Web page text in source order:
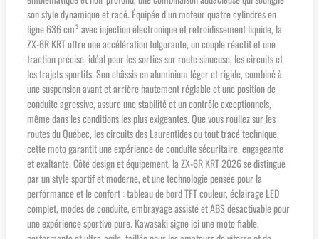
son style dynamique et racé. Équipée d’un moteur quatre cylindres en
ligne 636 cm³ avec injection électronique et refroidissement liquide, la
ZX-6R KRT offre une accélération fulgurante, un couple réactif et une
traction précise, idéal pour les sorties sur route sinueuse, les circuits et
les trajets sportifs. Son châssis en aluminium léger et rigide, combiné à
une suspension avant et arrière hautement réglable et une position de
conduite agressive, assure une stabilité et un contrôle exceptionnels,
même dans les conditions les plus exigeantes. Que vous rouliez sur les
routes du Québec, les circuits des Laurentides ou tout tracé technique,
cette moto garantit une expérience de conduite sécuritaire, engageante
et exaltante. Côté design et équipement, la ZX-6R KRT 2026 se distingue
par un style sportif et moderne, et une technologie pensée pour la
performance et le confort : tableau de bord TFT couleur, éclairage LED
complet, modes de conduite, embrayage assisté et ABS désactivable pour
une expérience sportive pure. Kawasaki signe ici une moto fiable,